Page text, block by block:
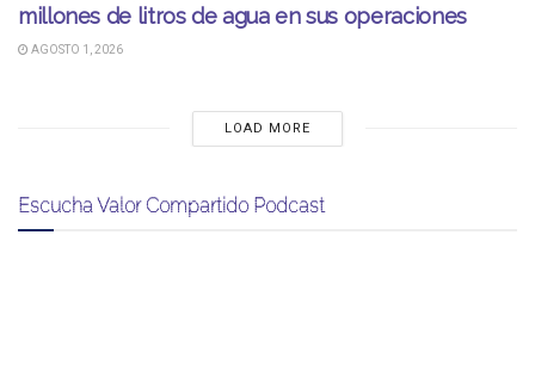
millones de litros de agua en sus operaciones
AGOSTO 1, 2026
LOAD MORE
Escucha Valor Compartido Podcast